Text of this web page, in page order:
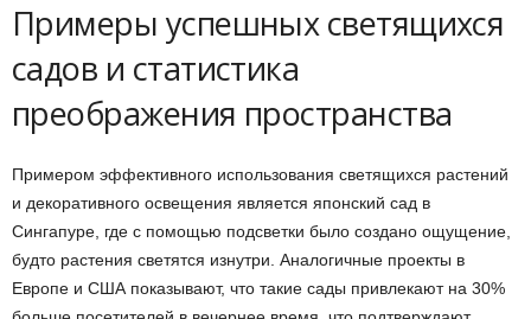
Примеры успешных светящихся
садов и статистика
преображения пространства
Примером эффективного использования светящихся растений
и декоративного освещения является японский сад в
Сингапуре, где с помощью подсветки было создано ощущение,
будто растения светятся изнутри. Аналогичные проекты в
Европе и США показывают, что такие сады привлекают на 30%